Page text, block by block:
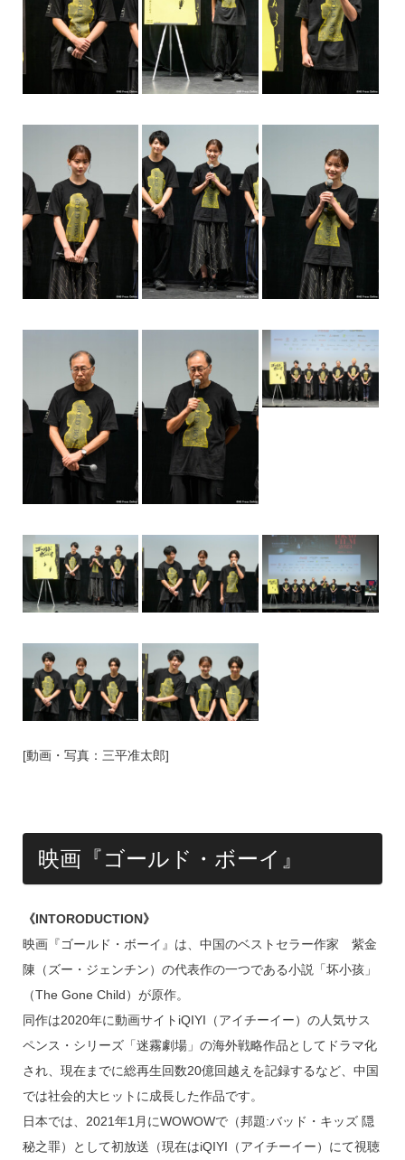
[動画・写真：三平准太郎]
映画『ゴールド・ボーイ』
《INTORODUCTION》
映画『ゴールド・ボーイ』は、中国のベストセラー作家 紫金
陳（ズー・ジェンチン）の代表作の一つである小説「坏小孩」
（The Gone Child）が原作。
同作は2020年に動画サイトiQIYI（アイチーイー）の人気サス
ペンス・シリーズ「迷霧劇場」の海外戦略作品としてドラマ化
され、現在までに総再生回数20億回越えを記録するなど、中国
では社会的大ヒットに成長した作品です。
日本では、2021年1月にWOWOWで（邦題:バッド・キッズ 隠
秘之罪）として初放送（現在はiQIYI（アイチーイー）にて視聴